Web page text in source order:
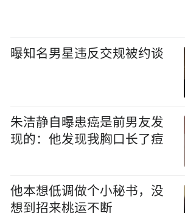
曝知名男星违反交规被约谈
朱洁静自曝患癌是前男友发
现的：他发现我胸口长了痘
他本想低调做个小秘书，没
想到招来桃运不断